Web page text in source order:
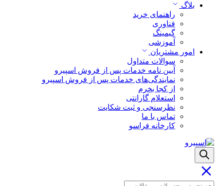
بلاگ
راهنمای خرید
فناوری
گیمینگ
آموزشی
امور مشتریان
سوالات متداول
آیین نامه خدمات پس از فروش اسپیرو
نمایندگی‌های خدمات پس از فروش اسپیرو
از کجا بخرم
استعلام گارانتی
نظرسنجی و ثبت شکایت
تماس با ما
کارخانه فراسو